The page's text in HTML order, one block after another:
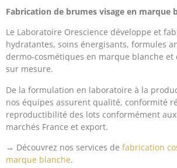
Fabrication de brumes visage en marque
Le Laboratoire Orescience développe et
hydratantes, soins énergisants, formules
dermo-cosmétiques en marque blanche
sur mesure.
De la formulation en laboratoire à la
nos équipes assurent qualité, conformité
reproductibilité des lots conformément aux
marchés France et export.
→ Découvrez nos services de fabrication
marque blanche.